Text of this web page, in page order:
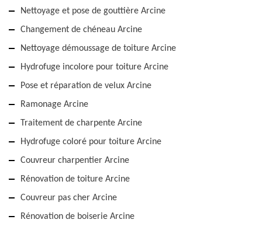
Nettoyage et pose de gouttière Arcine
Changement de chéneau Arcine
Nettoyage démoussage de toiture Arcine
Hydrofuge incolore pour toiture Arcine
Pose et réparation de velux Arcine
Ramonage Arcine
Traitement de charpente Arcine
Hydrofuge coloré pour toiture Arcine
Couvreur charpentier Arcine
Rénovation de toiture Arcine
Couvreur pas cher Arcine
Rénovation de boiserie Arcine